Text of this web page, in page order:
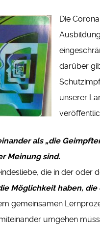
Die
darüber
unserer
als „die
Meinung sind.
die in der oder
Möglichkeit haben,
gemeinsamen
umgehen